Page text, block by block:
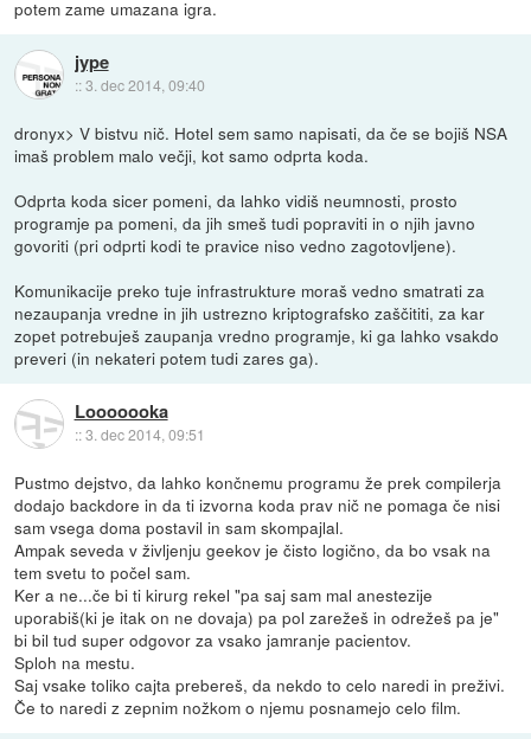
potem zame umazana igra.
jype
::3. dec 2014, 09:40
dronyx> V bistvu nič. Hotel sem samo napisati, da če se bojiš NSA
imaš problem malo večji, kot samo odprta koda.
Odprta koda sicer pomeni, da lahko vidiš neumnosti, prosto
programje pa pomeni, da jih smeš tudi popraviti in o njih javno
govoriti (pri odprti kodi te pravice niso vedno zagotovljene).
Komunikacije preko tuje infrastrukture moraš vedno smatrati za
nezaupanja vredne in jih ustrezno kriptografsko zaščititi, za kar
zopet potrebuješ zaupanja vredno programje, ki ga lahko vsakdo
preveri (in nekateri potem tudi zares ga).
Looooooka
::3. dec 2014, 09:51
Pustmo dejstvo, da lahko končnemu programu že prek compilerja
dodajo backdore in da ti izvorna koda prav nič ne pomaga če nisi
sam vsega doma postavil in sam skompajlal.
Ampak seveda v življenju geekov je čisto logično, da bo vsak na
tem svetu to počel sam.
Ker a ne...če bi ti kirurg rekel "pa saj sam mal anestezije
uporabiš(ki je itak on ne dovaja) pa pol zarežeš in odrežeš pa je"
bi bil tud super odgovor za vsako jamranje pacientov.
Sploh na mestu.
Saj vsake toliko cajta prebereš, da nekdo to celo naredi in preživi.
Če to naredi z zepnim nožkom o njemu posnamejo celo film.